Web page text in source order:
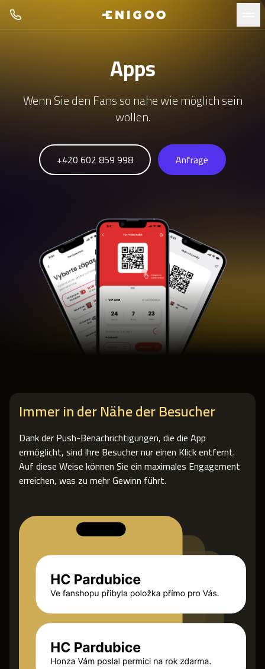
Apps
Wenn Sie den Fans so nahe wie möglich sein
wollen.
+420 602 859 998 Anfrage
Immer in der Nähe der Besucher
Dank der Push-Benachrichtigungen, die die App
ermöglicht, sind Ihre Besucher nur einen Klick entfernt.
Auf diese Weise können Sie ein maximales Engagement
erreichen, was zu mehr Gewinn führt.